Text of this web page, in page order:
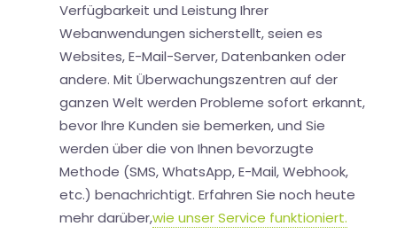
Verfügbarkeit und Leistung Ihrer
Webanwendungen sicherstellt, seien es
Websites, E-Mail-Server, Datenbanken oder
andere. Mit Überwachungszentren auf der
ganzen Welt werden Probleme sofort erkannt,
bevor Ihre Kunden sie bemerken, und Sie
werden über die von Ihnen bevorzugte
Methode (SMS, WhatsApp, E-Mail, Webhook,
etc.) benachrichtigt. Erfahren Sie noch heute
mehr darüber,wie unser Service funktioniert.